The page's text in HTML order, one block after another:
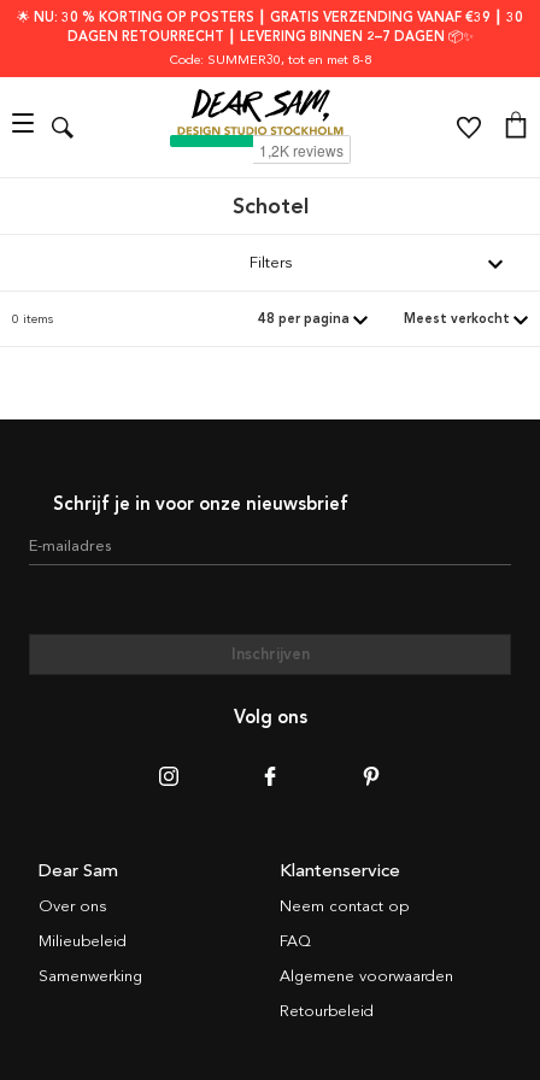
🌟 NU: 30 % KORTING OP POSTERS ┃ GRATIS VERZENDING VANAF €39 ┃ 30
DAGEN RETOURRECHT ┃ LEVERING BINNEN 2–7 DAGEN 📦✨
Code: SUMMER30, tot en met 8-8
Schotel
Filters
0 items
Schrijf je in voor onze nieuwsbrief
E-mailadres
Inschrijven
Volg ons
Dear Sam
Over ons
Milieubeleid
Samenwerking
Klantenservice
Neem contact op
FAQ
Algemene voorwaarden
Retourbeleid